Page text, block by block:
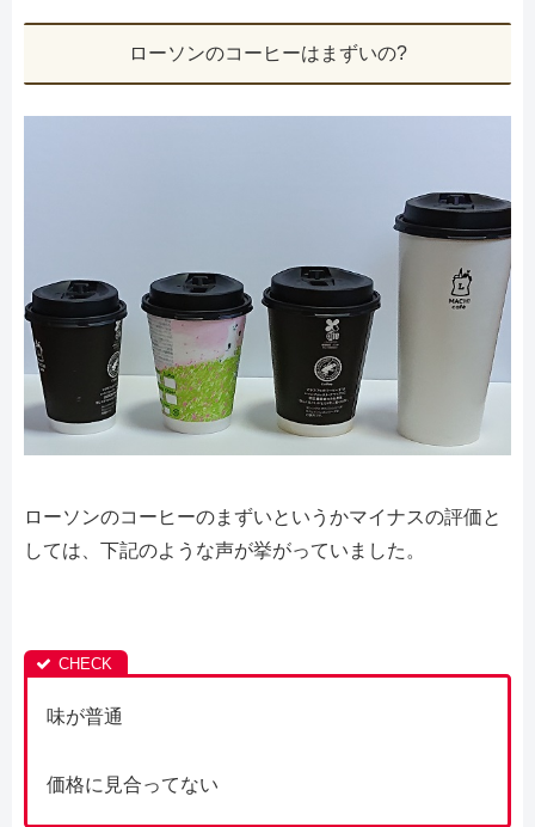
ローソンのコーヒーはまずいの?
ローソンのコーヒーのまずいというかマイナスの評価と
しては、下記のような声が挙がっていました。
味が普通
価格に見合ってない